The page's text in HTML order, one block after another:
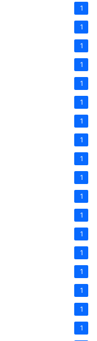
1
1
1
1
1
1
1
1
1
1
1
1
1
1
1
1
1
1